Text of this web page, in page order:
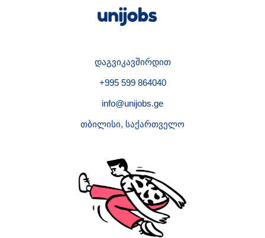
დაგვიკავშირდით
+995 599 864040
info@unijobs.ge
თბილისი, საქართველო